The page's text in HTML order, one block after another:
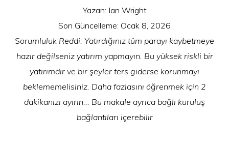
Yazan: Ian Wright
Son Güncelleme: Ocak 8, 2026
Sorumluluk Reddi: Yatırdığınız tüm parayı kaybetmeye
hazır değilseniz yatırım yapmayın. Bu yüksek riskli bir
yatırımdır ve bir şeyler ters giderse korunmayı
beklememelisiniz. Daha fazlasını öğrenmek için 2
dakikanızı ayırın... Bu makale ayrıca bağlı kuruluş
bağlantıları içerebilir